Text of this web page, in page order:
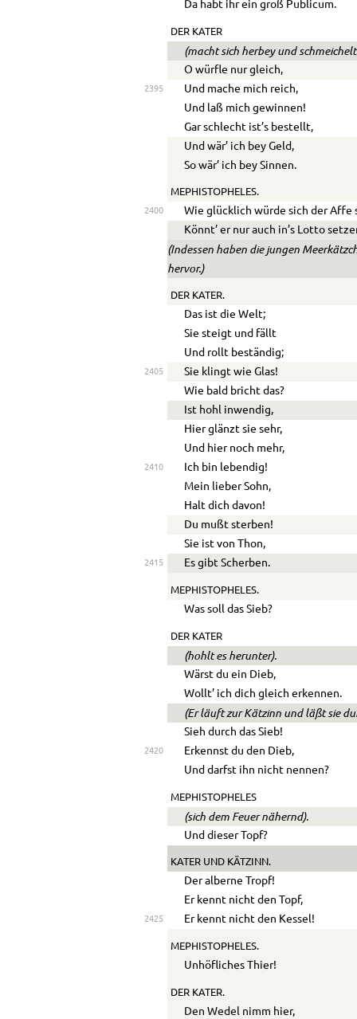
Da habt ihr ein groß Publicum.
DER KATER
(macht sich herbey und
O würfle nur gleich,
2395
Und mache mich reich,
Und laß mich gewinnen!
Gar schlecht ist’s bestellt,
Und wär’ ich bey Geld,
So wär’ ich bey Sinnen.
MEPHISTOPHELES.
2400
Wie glücklich würde sich der Affe
Könnt’ er nur auch in’s Lotto
(Indessen haben die jungen
hervor.)
DER KATER.
Das ist die Welt;
Sie steigt und fällt
Und rollt beständig;
2405
Sie klingt wie Glas!
Wie bald bricht das?
Ist hohl inwendig,
Hier glänzt sie sehr,
Und hier noch mehr,
2410
Ich bin lebendig!
Mein lieber Sohn,
Halt dich davon!
Du mußt sterben!
Sie ist von Thon,
2415 Es gibt Scherben.
MEPHISTOPHELES.
Was soll das Sieb?
DER KATER
(hohlt es herunter).
Wärst du ein Dieb,
Wollt’ ich dich gleich erkennen.
(Er läuft zur Kätzinn und läßt sie
Sieh durch das Sieb!
2420
Erkennst du den Dieb,
Und darfst ihn nicht nennen?
MEPHISTOPHELES
(sich dem Feuer nähernd).
Und dieser Topf?
KATERUND KÄTZINN.
Der alberne Tropf!
Er kennt nicht den Topf,
2425 Er kennt nicht den Kessel!
MEPHISTOPHELES.
Unhöfliches Thier!
DER KATER.
Den Wedel nimm hier,